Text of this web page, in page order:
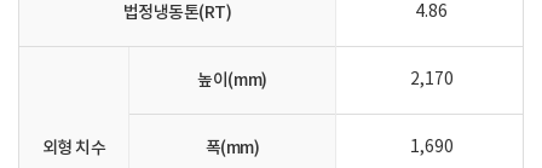
법정냉동톤(RT) 4.86
외형 치수
높이(mm) 2,170
폭(mm) 1,690